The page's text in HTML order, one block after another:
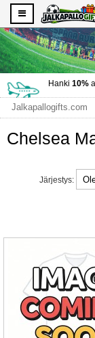
Hanki 10%
Jalkapallogifts.com
Chelsea
Järjestys: